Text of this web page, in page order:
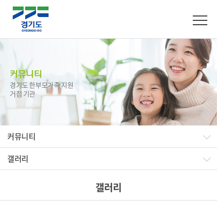
커뮤니티
경기도 한부모가족 지원
거점 기관
커뮤니티
갤러리
갤러리